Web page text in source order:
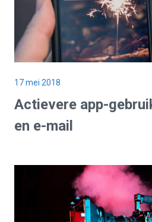
17 mei 2018
Actievere app-
en e-mail